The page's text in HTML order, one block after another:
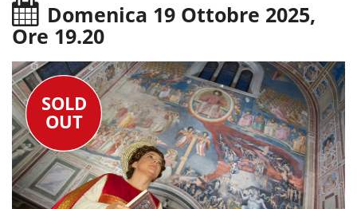
Domenica 19 Ottobre 2025,
Ore 19.20
SOLD
OUT